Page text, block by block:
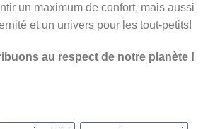
un maximum de confort, mais aussi
et un univers pour les tout-petits!
au respect de notre planète !